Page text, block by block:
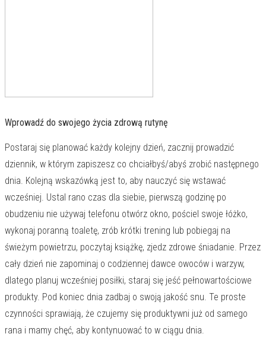
Wprowadź do swojego życia zdrową rutynę
Postaraj się planować każdy kolejny dzień, zacznij prowadzić
dziennik, w którym zapiszesz co chciałbyś/abyś zrobić następnego
dnia. Kolejną wskazówką jest to, aby nauczyć się wstawać
wcześniej. Ustal rano czas dla siebie, pierwszą godzinę po
obudzeniu nie używaj telefonu otwórz okno, pościel swoje łóżko,
wykonaj poranną toaletę, zrób krótki trening lub pobiegaj na
świeżym powietrzu, poczytaj książkę, zjedz zdrowe śniadanie. Przez
cały dzień nie zapominaj o codziennej dawce owoców i warzyw,
dlatego planuj wcześniej posiłki, staraj się jeść pełnowartościowe
produkty. Pod koniec dnia zadbaj o swoją jakość snu. Te proste
czynności sprawiają, że czujemy się produktywni już od samego
rana i mamy chęć, aby kontynuować to w ciągu dnia.